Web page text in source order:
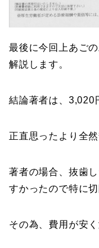
最後に今回上あご
解説します。
結論著者は、3,020
正直思ったより全
著者の場合、抜歯
すかったので特に
その為、費用が安